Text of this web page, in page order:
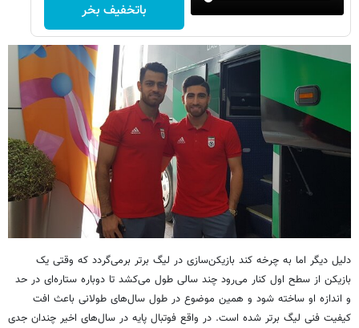
باتخفیف بخر
دلیل دیگر اما به چرخه کند بازیکن‌سازی در لیگ برتر برمی‌گردد که وقتی یک
بازیکن از سطح اول کنار می‌رود چند سالی طول می‌کشد تا دوباره ستاره‌ای در حد
و اندازه او ساخته شود و همین موضوع در طول سال‌های طولانی باعث افت
کیفیت فنی لیگ برتر شده است. در واقع فوتبال پایه در سال‌های اخیر چندان جدی